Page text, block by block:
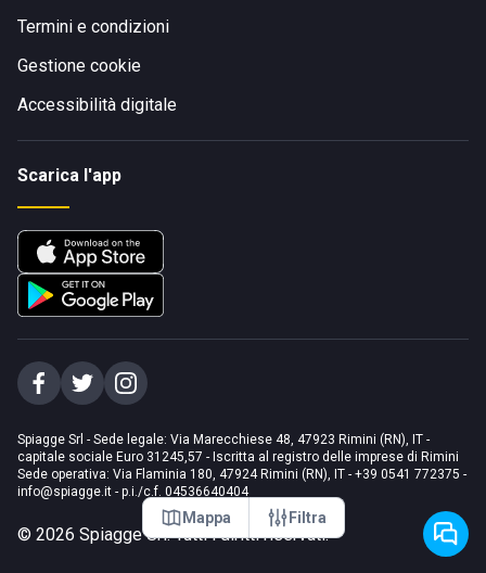
Mappa Filtra
Termini e condizioni
Gestione cookie
Accessibilità digitale
Scarica l'app
Spiagge Srl - Sede legale: Via Marecchiese 48, 47923 Rimini (RN), IT -
capitale sociale Euro 31245,57 - Iscritta al registro delle imprese di Rimini
Sede operativa: Via Flaminia 180, 47924 Rimini (RN), IT - +39 0541 772375 -
info@spiagge.it - p.i./c.f. 04536640404
© 2026 Spiagge Srl. Tutti i diritti riservati.